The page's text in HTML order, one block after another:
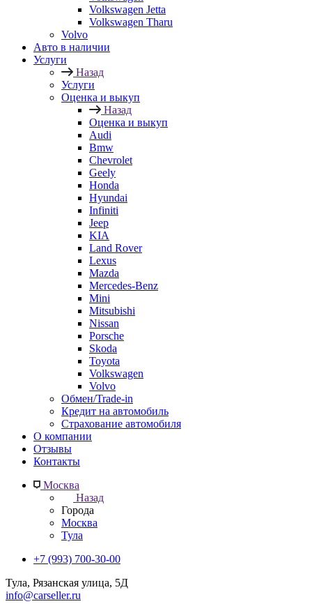
Volkswagen Jetta
Volkswagen Tharu
Volvo
Авто в наличии
Услуги
Назад
Услуги
Оценка и выкуп
Назад
Оценка и выкуп
Audi
Bmw
Chevrolet
Geely
Honda
Hyundai
Infiniti
Jeep
KIA
Land Rover
Lexus
Mazda
Mercedes-Benz
Mini
Mitsubishi
Nissan
Porsche
Skoda
Toyota
Volkswagen
Volvo
Обмен/Trade-in
Кредит на автомобиль
Страхование автомобиля
О компании
Отзывы
Контакты
Москва
Назад
Города
Москва
Тула
+7 (993) 700-30-00
Тула, Рязанская улица, 5Д
info@carseller.ru